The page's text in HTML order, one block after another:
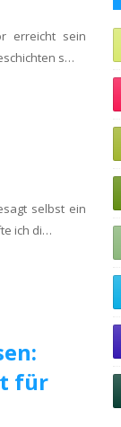
erreicht sein
s…
selbst ein
ich di…
für